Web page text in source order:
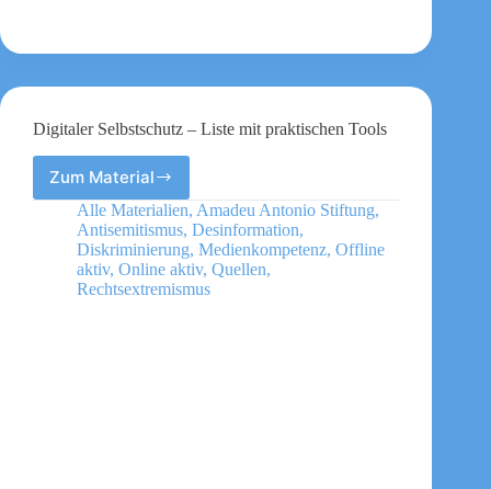
Digitaler Selbstschutz – Liste mit praktischen Tools
Zum Material
Digitaler
Selbstschutz
–
Liste
mit
praktischen
Alle Materialien, Amadeu Antonio Stiftung,
Antisemitismus, Desinformation,
Diskriminierung, Medienkompetenz, Offline
aktiv, Online aktiv, Quellen,
Rechtsextremismus